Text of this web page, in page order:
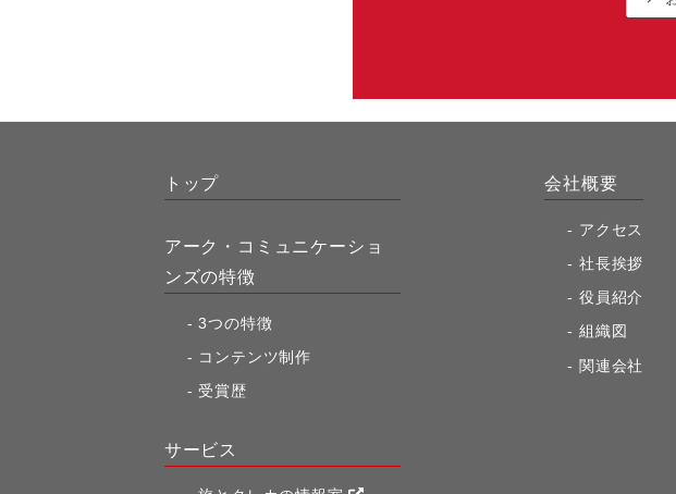
トップ
アーク・コミュニケーショ
ンズの特徴
3つの特徴
コンテンツ制作
受賞歴
サービス
会社概要
アクセス
社長挨拶
役員紹介
組織図
関連会社